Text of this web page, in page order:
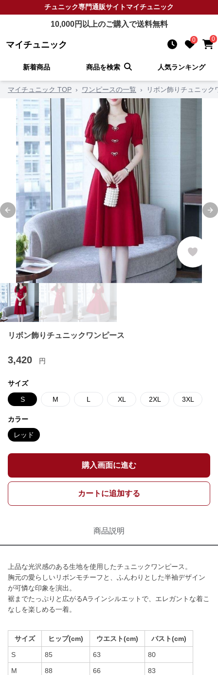
チュニック専門通販サイトマイチュニック
10,000円以上のご購入で送料無料
マイチュニック 0 0
新着商品 商品を検索 人気ランキング
マイチュニック TOP › ワンピースの一覧 › リボン飾りチュニック
Previous slide
リボン飾りチュニックワンピース
3,420 円
サイズ
S M L XL 2XL 3XL
カラー
レッド
購入画面に進む
カートに追加する
商品説明
上品な光沢感のある生地を使用したチュニックワンピース。
胸元の愛らしいリボンモチーフと、ふんわりとした半袖デザイン
が可憐な印象を演出。
裾までたっぷりと広がるAラインシルエットで、エレガントな着こ
なしを楽しめる一着。
サイズ ヒップ(cm) ウエスト(cm) バスト(cm)
S 85 63 80
M 88 66 83